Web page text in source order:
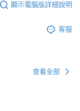
顯示電腦版詳細說明
客服
查看全部